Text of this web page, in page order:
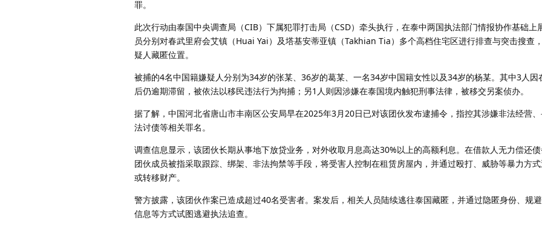
罪。
此次行动由泰国中央调查局（CIB）下属犯罪打击局（CSD）牵头执行，在泰中两国执法部门情报协作基础上
员分别对春武里府会艾镇（Huai Yai）及塔基安蒂亚镇（Takhian Tia）多个高档住宅区进行排查与突击搜查
疑人藏匿位置。
被捕的4名中国籍嫌疑人分别为34岁的张某、36岁的葛某、一名34岁中国籍女性以及34岁的杨某。其中3人因
后仍逾期滞留，被依法以移民违法行为拘捕；另1人则因涉嫌在泰国境内触犯刑事法律，被移交另案侦办。
据了解，中国河北省唐山市丰南区公安局早在2025年3月20日已对该团伙发布逮捕令，指控其涉嫌非法经营
法讨债等相关罪名。
调查信息显示，该团伙长期从事地下放贷业务，对外收取月息高达30%以上的高额利息。在借款人无力偿还
团伙成员被指采取跟踪、绑架、非法拘禁等手段，将受害人控制在租赁房屋内，并通过殴打、威胁等暴力方
或转移财产。
警方披露，该团伙作案已造成超过40名受害者。案发后，相关人员陆续逃往泰国藏匿，并通过隐匿身份、规
信息等方式试图逃避执法追查。